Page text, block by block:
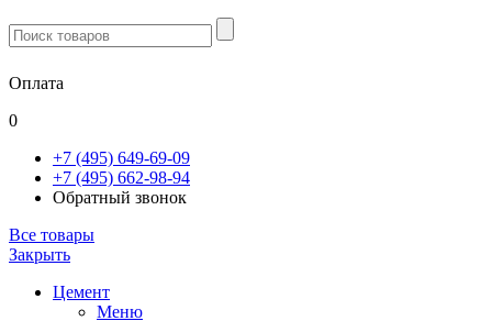
Оплата
0
+7 (495) 649-69-09
+7 (495) 662-98-94
Обратный звонок
Все товары
Закрыть
Цемент
Меню